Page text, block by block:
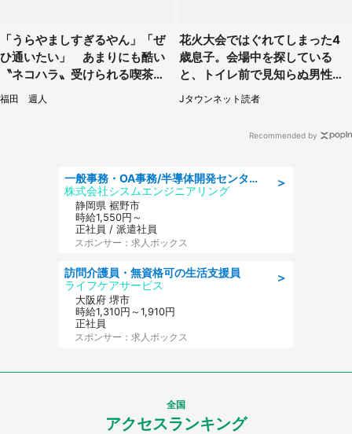
「うらやましすぎるやん」「ぜ
ひ通いたい」 あまりにも酷い
〝ネコハラ〟受けられる喫茶店
に5.3万人驚がく
福田 週人
花火大会ではぐれてしまった4
歳息子。会場中を探している
と、トイレ前で見知らぬ男性に
（東京都・女性）
Jタウンネット読者
Recommended by
＞
一般事務・OA事務/半導体開発センター内で事務&軽作業スタッフ、募集
株式会社シスムエンジニアリング
静岡県 裾野市
時給1,550円～
正社員 / 派遣社員
スポンサー：求人ボックス
＞
訪問介護員・無資格可の生活支援員
ライフケアサービス
大阪府 堺市
時給1,310円～1,910円
正社員
スポンサー：求人ボックス
全国
アクセスランキング